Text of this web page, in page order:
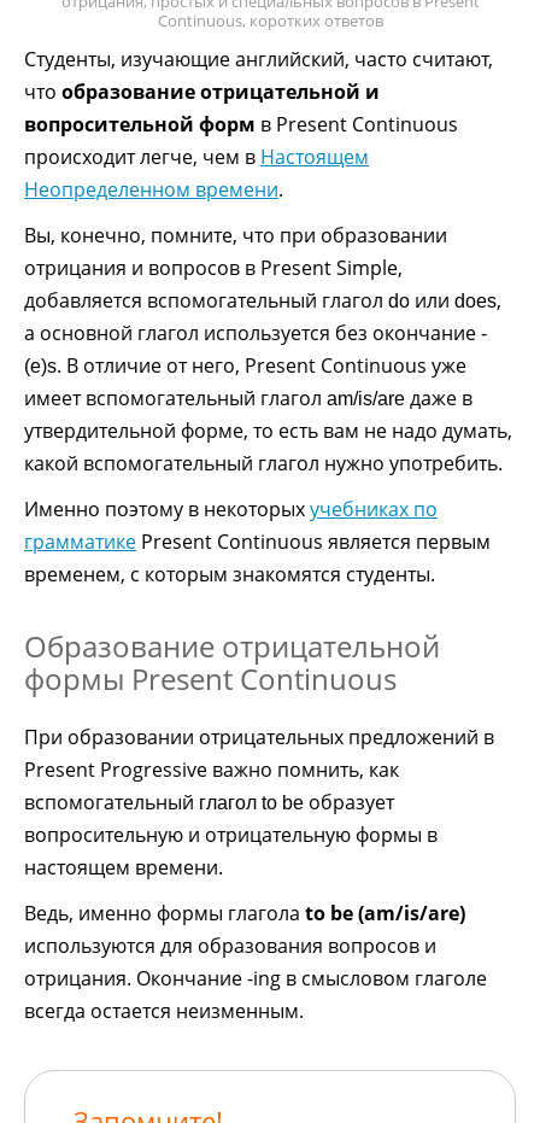
Continuous, коротких ответов
Студенты, изучающие английский, часто считают,
что образование отрицательной и
вопросительной форм в Present Continuous
происходит легче, чем в Настоящем
Неопределенном времени.
Вы, конечно, помните, что при образовании
отрицания и вопросов в Present Simple,
добавляется вспомогательный глагол do или does,
а основной глагол используется без окончание -
(e)s. В отличие от него, Present Continuous уже
имеет вспомогательный глагол am/is/are даже в
утвердительной форме, то есть вам не надо думать,
какой вспомогательный глагол нужно употребить.
Именно поэтому в некоторыхучебниках по
грамматике Present Continuous является первым
временем, с которым знакомятся студенты.
Образование отрицательной
формы Present Continuous
При образовании отрицательных предложений в
Present Progressive важно помнить, как
вспомогательный глагол to be образует
вопросительную и отрицательную формы в
настоящем времени.
Ведь, именно формы глагола to be (am/is/are)
используются для образования вопросов и
отрицания. Окончание -ing в смысловом глаголе
всегда остается неизменным.